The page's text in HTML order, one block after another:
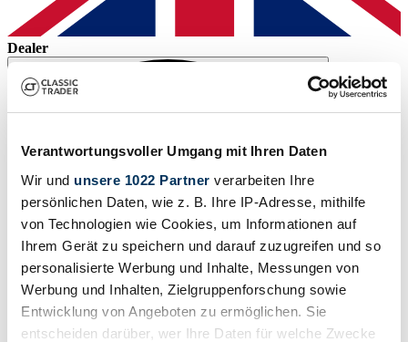
Verantwortungsvoller Umgang mit Ihren Daten
Wir und unsere 1022 Partner verarbeiten Ihre
persönlichen Daten, wie z. B. Ihre IP-Adresse, mithilfe
von Technologien wie Cookies, um Informationen auf
Ihrem Gerät zu speichern und darauf zuzugreifen und so
personalisierte Werbung und Inhalte, Messungen von
Werbung und Inhalten, Zielgruppenforschung sowie
Entwicklung von Angeboten zu ermöglichen. Sie
entscheiden darüber, wer Ihre Daten für welche Zwecke
Dealer